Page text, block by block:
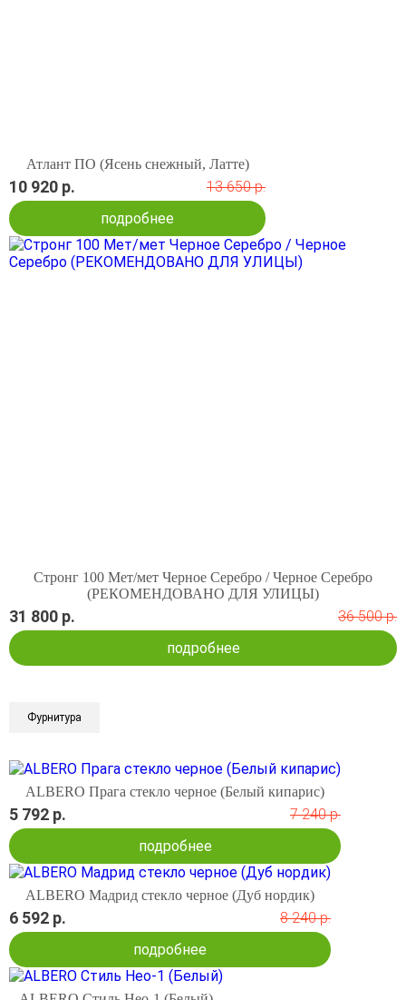
Атлант ПО (Ясень снежный, Латте)
10 920 р.
13 650 р.
подробнее
Стронг 100 Мет/мет Черное Серебро / Черное Серебро
(РЕКОМЕНДОВАНО ДЛЯ УЛИЦЫ)
31 800 р.
36 500 р.
подробнее
Фурнитура
ALBERO Прага стекло черное (Белый кипарис)
5 792 р.
7 240 р.
подробнее
ALBERO Мадрид стекло черное (Дуб нордик)
6 592 р.
8 240 р.
подробнее